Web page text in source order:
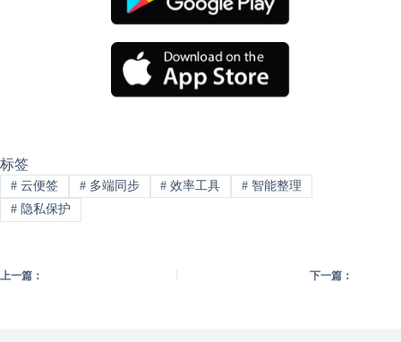
标签
#云便签 #多端同步 # 效率工具 # 智能整理
#隐私保护
上一篇： 下一篇：